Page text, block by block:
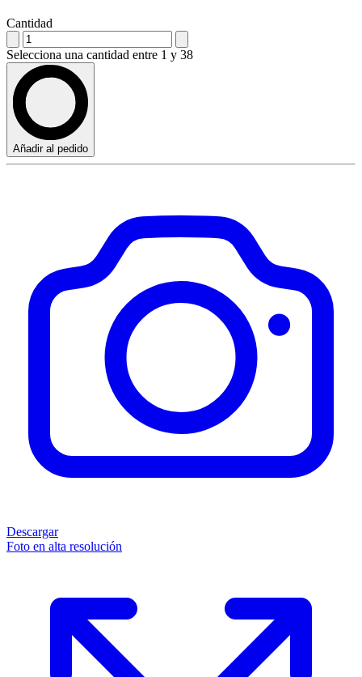
Cantidad
Selecciona una cantidad entre 1 y 38
Añadir al pedido
Descargar
Foto en alta resolución